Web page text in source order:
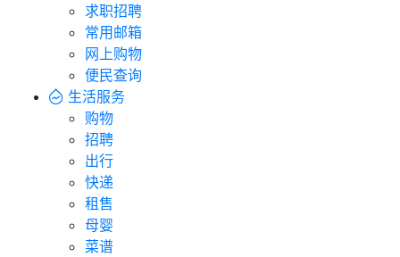
求职招聘
常用邮箱
网上购物
便民查询
生活服务
购物
招聘
出行
快递
租售
母婴
菜谱